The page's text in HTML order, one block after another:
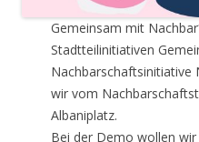
Gemeinsam mit
Stadtteilinitiativen
Nachbarschaftsinitiative
wir vom
Albaniplatz.
Bei der Demo wollen